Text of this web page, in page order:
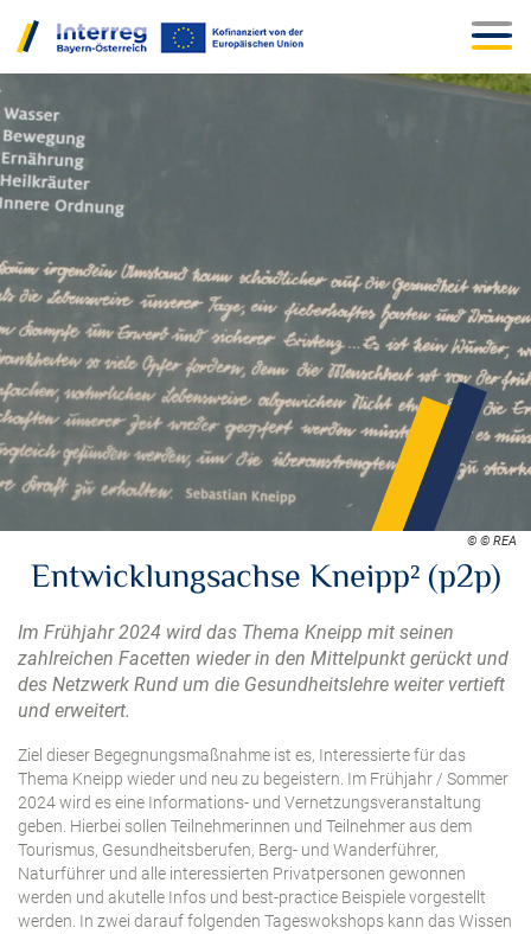
© © REA
Entwicklungsachse Kneipp² (p2p)
Im Frühjahr 2024 wird das Thema Kneipp mit seinen
zahlreichen Facetten wieder in den Mittelpunkt gerückt und
des Netzwerk Rund um die Gesundheitslehre weiter vertieft
und erweitert.
Ziel dieser Begegnungsmaßnahme ist es, Interessierte für das
Thema Kneipp wieder und neu zu begeistern. Im Frühjahr / Sommer
2024 wird es eine Informations- und Vernetzungsveranstaltung
geben. Hierbei sollen Teilnehmerinnen und Teilnehmer aus dem
Tourismus, Gesundheitsberufen, Berg- und Wanderführer,
Naturführer und alle interessierten Privatpersonen gewonnen
werden und akutelle Infos und best-practice Beispiele vorgestellt
werden. In zwei darauf folgenden Tageswokshops kann das Wissen